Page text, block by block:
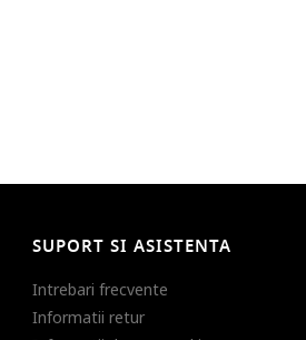
SUPORT SI ASISTENTA
Intrebari frecvente
Informatii retur